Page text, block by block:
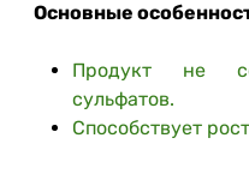
Основные
Продукт не
сульфатов.
Способствует